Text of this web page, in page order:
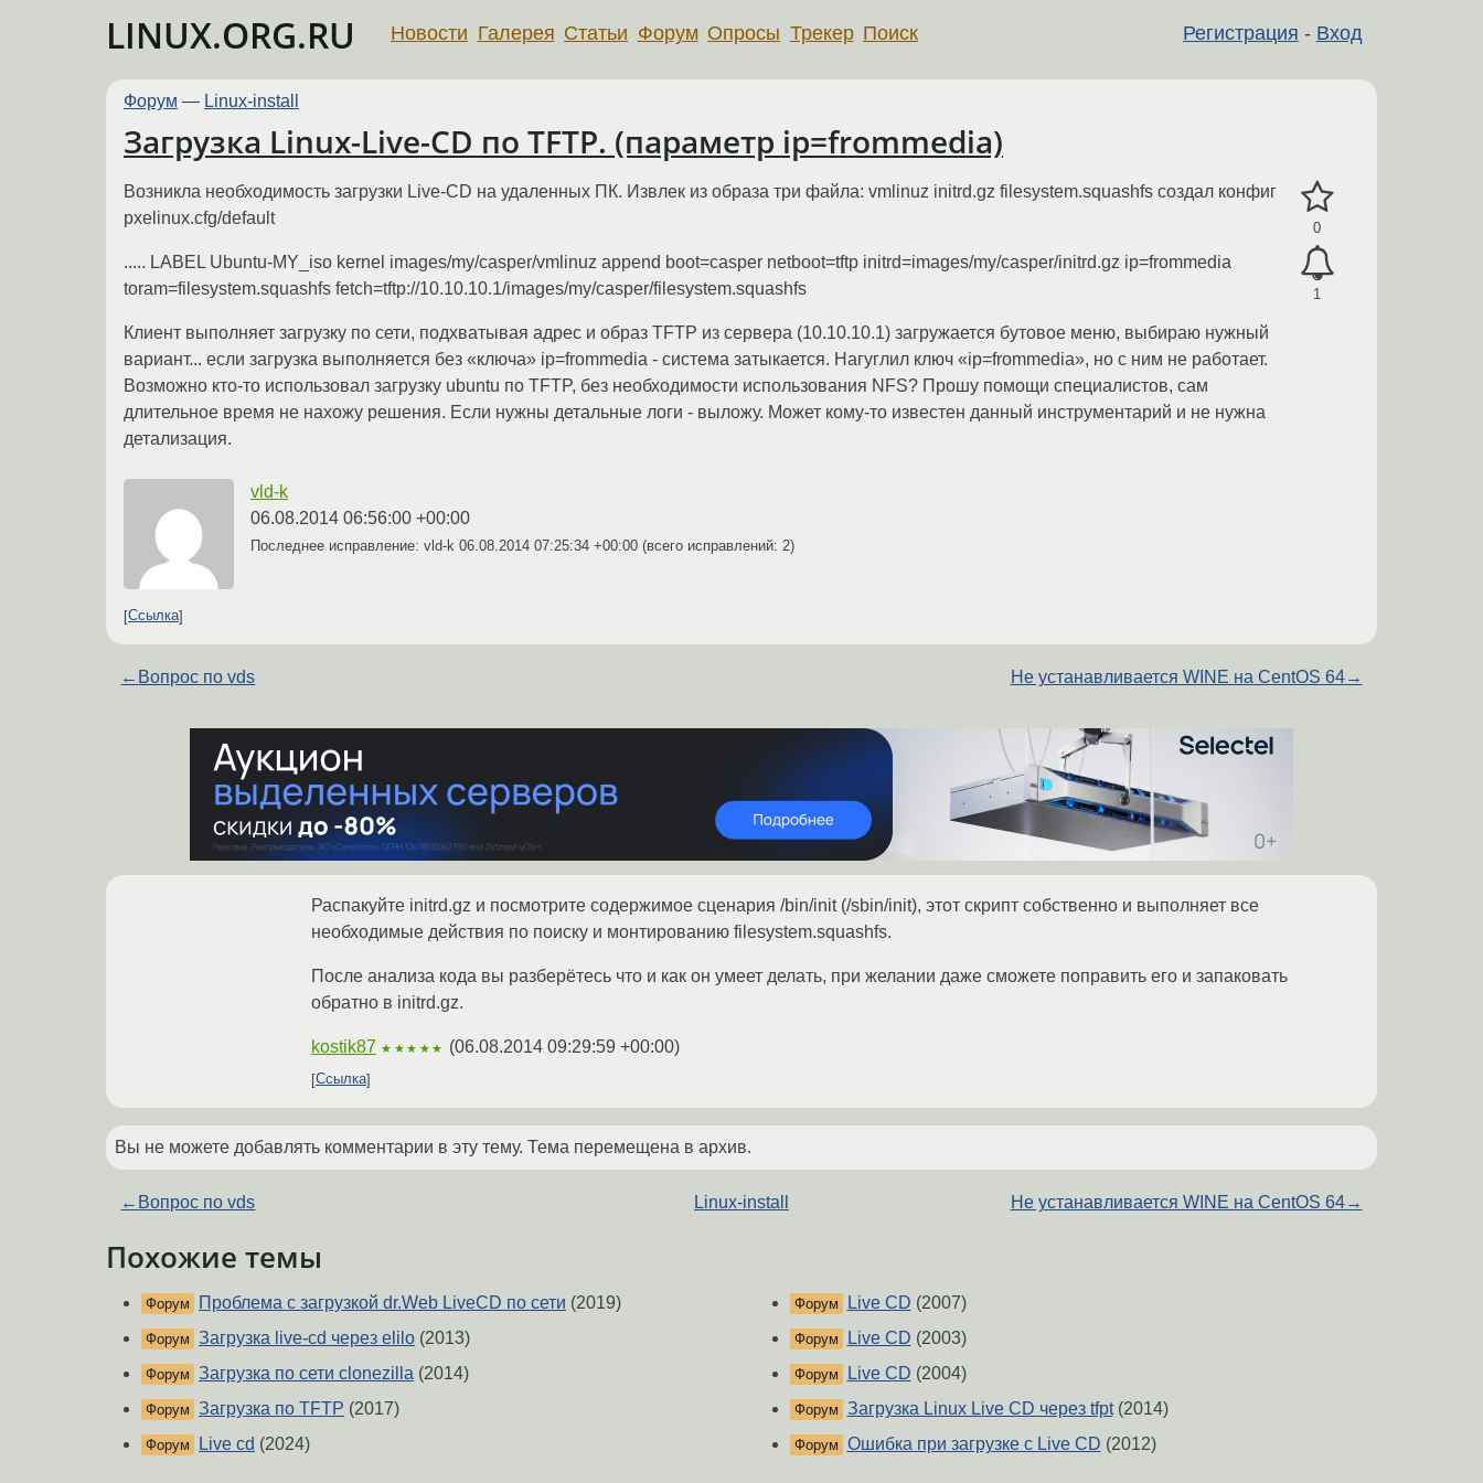
LINUX.ORG.RU Регистрация - Вход
Новости Галерея Статьи Форум Опросы Трекер Поиск
Форум — Linux-install
Загрузка Linux-Live-CD по TFTP. (параметр ip=frommedia)
0
1
Возникла необходимость загрузки Live-CD на удаленных ПК. Извлек из образа три файла: vmlinuz initrd.gz filesystem.squashfs создал конфиг
pxelinux.cfg/default
..... LABEL Ubuntu-MY_iso kernel images/my/casper/vmlinuz append boot=casper netboot=tftp initrd=images/my/casper/initrd.gz ip=frommedia
toram=filesystem.squashfs fetch=tftp://10.10.10.1/images/my/casper/filesystem.squashfs
Клиент выполняет загрузку по сети, подхватывая адрес и образ TFTP из сервера (10.10.10.1) загружается бутовое меню, выбираю нужный
вариант... если загрузка выполняется без «ключа» ip=frommedia - система затыкается. Нагуглил ключ «ip=frommedia», но с ним не работает.
Возможно кто-то использовал загрузку ubuntu по TFTP, без необходимости использования NFS? Прошу помощи специалистов, сам
длительное время не нахожу решения. Если нужны детальные логи - выложу. Может кому-то известен данный инструментарий и не нужна
детализация.
vld-k
06.08.2014 06:56:00 +00:00
Последнее исправление: vld-k 06.08.2014 07:25:34 +00:00 (всего исправлений: 2)
Ссылка
← Вопрос по vds Не устанавливается WINE на CentOS 64→
Распакуйте initrd.gz и посмотрите содержимое сценария /bin/init (/sbin/init), этот скрипт собственно и выполняет все
необходимые действия по поиску и монтированию filesystem.squashfs.
После анализа кода вы разберётесь что и как он умеет делать, при желании даже сможете поправить его и запаковать
обратно в initrd.gz.
kostik87 ★★★★★ (06.08.2014 09:29:59 +00:00)
Ссылка
Вы не можете добавлять комментарии в эту тему. Тема перемещена в архив.
← Вопрос по vds Linux-install Не устанавливается WINE на CentOS 64→
Похожие темы
Форум Проблема с загрузкой dr.Web LiveCD по сети (2019)
Форум Загрузка live-cd через elilo (2013)
Форум Загрузка по сети clonezilla (2014)
Форум Загрузка по TFTP (2017)
Форум Live cd (2024)
Форум Live CD (2007)
Форум Live CD (2003)
Форум Live CD (2004)
Форум Загрузка Linux Live CD через tfpt(2014)
Форум Ошибка при загрузке с Live CD (2012)